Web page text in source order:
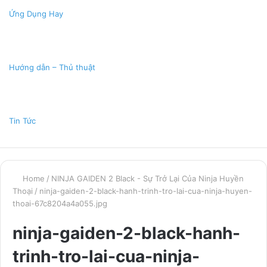
Ứng Dụng Hay
Hướng dẫn – Thủ thuật
Tin Tức
Home / NINJA GAIDEN 2 Black - Sự Trở Lại Của Ninja Huyền
Thoại / ninja-gaiden-2-black-hanh-trinh-tro-lai-cua-ninja-huyen-
thoai-67c8204a4a055.jpg
ninja-gaiden-2-black-hanh-
trinh-tro-lai-cua-ninja-